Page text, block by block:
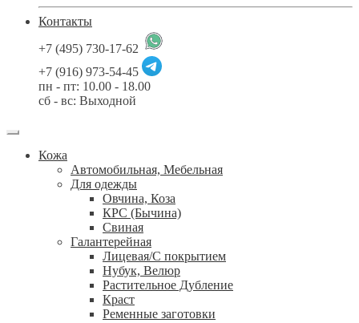
Контакты
+7 (495) 730-17-62
+7 (916) 973-54-45
пн - пт: 10.00 - 18.00
сб - вс: Выходной
Кожа
Автомобильная, Мебельная
Для одежды
Овчина, Коза
КРС (Бычина)
Свиная
Галантерейная
Лицевая/С покрытием
Нубук, Велюр
Растительное Дубление
Краст
Ременные заготовки